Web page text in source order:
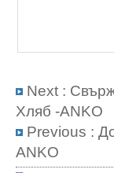
Next :
Хляб -ANKO
Previous :
ANKO